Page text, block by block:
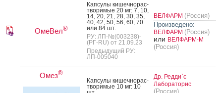
ОмеВел®
Кап­су­лы ки­шеч­но­рас­
тво­римые 20 мг: 7, 10,
14, 20, 21, 28, 30, 35,
40, 42, 50, 56, 60, 70
или 84 шт.
РУ: ЛП-№(003238)-
(РГ-RU) от 21.09.23
Предыдущий РУ:
ЛП-005040
ВЕЛФАРМ (Россия)
Произведено:
ВЕЛФАРМ (Россия)
или ВЕЛФАРМ-М
(Россия)
Омез®
Кап­су­лы ки­шеч­но­рас­
тво­римые 10 мг: 10
Др. Редди`с
Лабораторис
(Россия)